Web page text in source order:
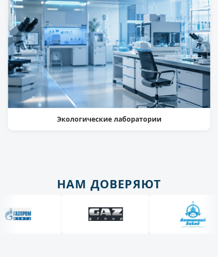
Экологические лаборатории
НАМ ДОВЕРЯЮТ